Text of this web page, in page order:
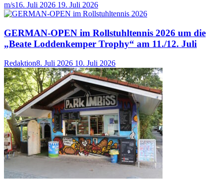
m/s16. Juli 2026 19. Juli 2026
GERMAN-OPEN im Rollstuhltennis 2026 um die
„Beate Loddenkemper Trophy“ am 11./12. Juli
Redaktion8. Juli 2026 10. Juli 2026